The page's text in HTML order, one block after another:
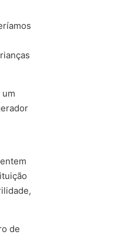
de